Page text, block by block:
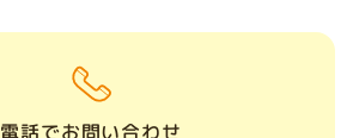
電話でお問い合わせ